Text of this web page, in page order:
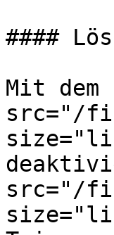
####
Mit dem
src="/
src="/